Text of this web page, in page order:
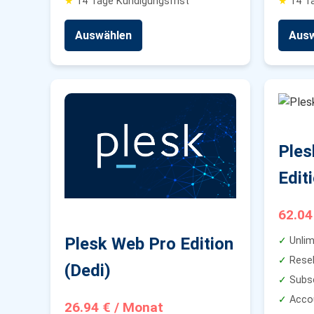
Auswählen
Plesk Web Pro Edition
(Dedi)
26.94 € / Monat
✓
✓
✓
✓